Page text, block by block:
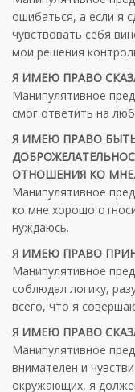
ошибаться, а если я
чувствовать себя
мои решения
Я ИМЕЮ ПРАВО
Манипулятивное
смог ответить на
Я ИМЕЮ ПРАВО
ОТНОШЕНИЯ КО МНЕ.
Манипулятивное
ко мне хорошо
нуждаюсь.
Я ИМЕЮ ПРАВО
Манипулятивное
соблюдал логику,
всего, что я
Я ИМЕЮ ПРАВО
Манипулятивное
внимателен и
окружающих, я